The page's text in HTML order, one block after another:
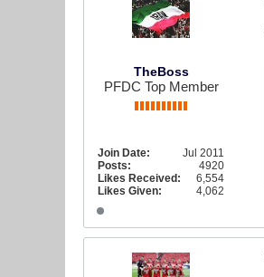
TheBoss
PFDC Top Member
Join Date:
Jul 2011
Posts:
4920
Likes Received:
6,554
Likes Given:
4,062